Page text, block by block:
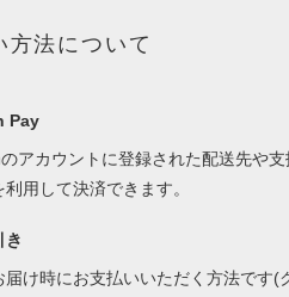
方法について
Pay
アカウントに登録された配送先や支
利用して決済できます。
き
届け時にお支払いいただく方法です(